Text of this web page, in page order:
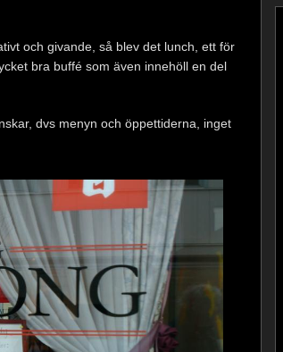
och givande, så blev det lunch, ett för
bra buffé som även innehöll en del
dvs menyn och öppettiderna, inget